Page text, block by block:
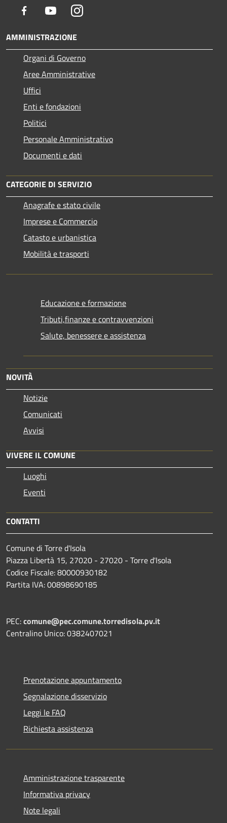
Facebook YoutubeInstagram
AMMINISTRAZIONE
Organi di Governo
Aree Amministrative
Uffici
Enti e fondazioni
Politici
Personale Amministrativo
Documenti e dati
CATEGORIE DI SERVIZIO
Anagrafe e stato civile
Imprese e Commercio
Catasto e urbanistica
Mobilità e trasporti
Educazione e formazione
Tributi,finanze e contravvenzioni
Salute, benessere e assistenza
NOVITÀ
Notizie
Comunicati
Avvisi
VIVERE IL COMUNE
Luoghi
Eventi
CONTATTI
Comune di Torre d'Isola
Piazza Libertà 15, 27020 - 27020 - Torre d'Isola
Codice Fiscale: 80000930182
Partita IVA: 00898690185
PEC:comune@pec.comune.torredisola.pv.it
Centralino Unico: 0382407021
Prenotazione appuntamento
Segnalazione disservizio
Leggi le FAQ
Richiesta assistenza
Amministrazione trasparente
Informativa privacy
Note legali